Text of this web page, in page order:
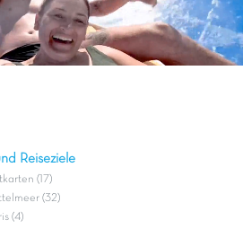
Reiseziele
(17)
(32)
(4)